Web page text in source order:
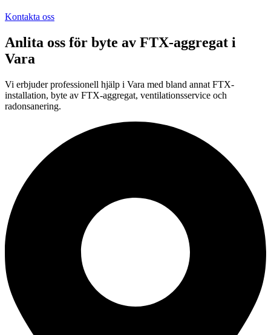
Kontakta oss
Anlita oss för byte av FTX-aggregat i
Vara
Vi erbjuder professionell hjälp i Vara med bland annat FTX-
installation, byte av FTX-aggregat, ventilationsservice och
radonsanering.